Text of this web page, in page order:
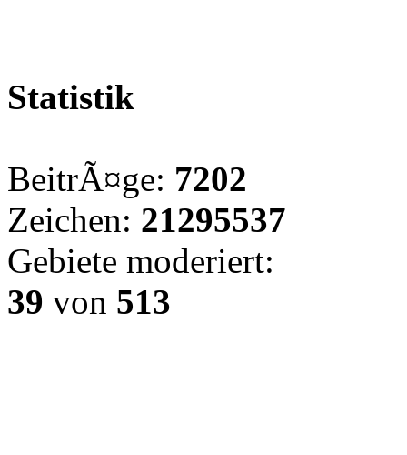
Statistik
BeitrÃ¤ge: 7202
Zeichen: 21295537
Gebiete moderiert:
39 von 513